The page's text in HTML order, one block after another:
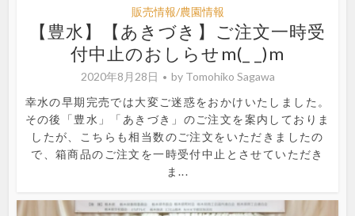
販売情報/農園情報
【豊水】【あきづき】ご注文一時受
付中止のおしらせm(_ _)m
2020年8月28日 by Tomohiko Sagawa
幸水の早期完売では大変ご迷惑をおかけいたしました。
その後「豊水」「あきづき」のご注文を案内しておりま
したが、こちらも相当数のご注文をいただきましたの
で、箱商品のご注文を一時受付中止とさせていただき
ま...